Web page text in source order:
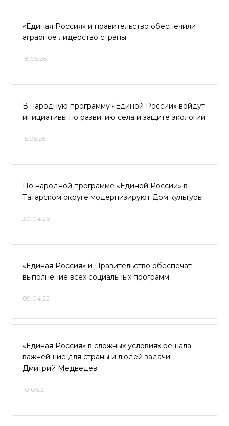
«Единая Россия» и правительство обеспечили
аграрное лидерство страны
18.05.26
В народную программу «Единой России» войдут
инициативы по развитию села и защите экологии
15.05.26
По народной программе «Единой России» в
Татарском округе модернизируют Дом культуры
30.04.26
«Единая Россия» и Правительство обеспечат
выполнение всех социальных программ
09.04.22
«Единая Россия» в сложных условиях решала
важнейшие для страны и людей задачи —
Дмитрий Медведев
10.06.21